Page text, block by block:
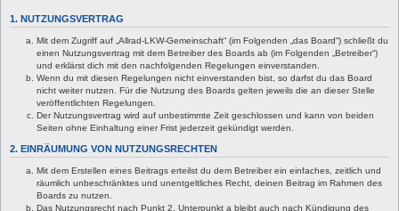
1. NUTZUNGSVERTRAG
Mit dem Zugriff auf „Allrad-LKW-Gemeinschaft“ (im Folgenden „das Board“) schließt du
einen Nutzungsvertrag mit dem Betreiber des Boards ab (im Folgenden „Betreiber“)
und erklärst dich mit den nachfolgenden Regelungen einverstanden.
Wenn du mit diesen Regelungen nicht einverstanden bist, so darfst du das Board
nicht weiter nutzen. Für die Nutzung des Boards gelten jeweils die an dieser Stelle
veröffentlichten Regelungen.
Der Nutzungsvertrag wird auf unbestimmte Zeit geschlossen und kann von beiden
Seiten ohne Einhaltung einer Frist jederzeit gekündigt werden.
2. EINRÄUMUNG VON NUTZUNGSRECHTEN
Mit dem Erstellen eines Beitrags erteilst du dem Betreiber ein einfaches, zeitlich und
räumlich unbeschränktes und unentgeltliches Recht, deinen Beitrag im Rahmen des
Boards zu nutzen.
Das Nutzungsrecht nach Punkt 2, Unterpunkt a bleibt auch nach Kündigung des